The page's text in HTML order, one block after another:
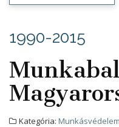
1990-2015
Kategória: Munkásvédelem